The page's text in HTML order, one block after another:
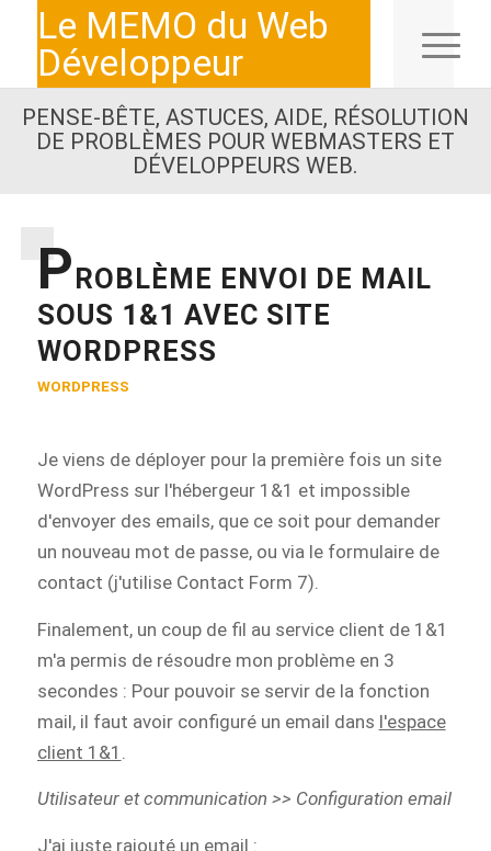
Le MEMO du Web
Développeur
PENSE-BÊTE, ASTUCES, AIDE, RÉSOLUTION
DE PROBLÈMES POUR WEBMASTERS ET
DÉVELOPPEURS WEB.
PROBLÈME ENVOI DE MAIL
SOUS 1&1 AVEC SITE
WORDPRESS
WORDPRESS
Je viens de déployer pour la première fois un site
WordPress sur l'hébergeur 1&1 et impossible
d'envoyer des emails, que ce soit pour demander
un nouveau mot de passe, ou via le formulaire de
contact (j'utilise Contact Form 7).
Finalement, un coup de fil au service client de 1&1
m'a permis de résoudre mon problème en 3
secondes : Pour pouvoir se servir de la fonction
mail, il faut avoir configuré un email dans l'espace
client 1&1
Utilisateur et communication >> Configuration email
J'ai juste rajouté un email :